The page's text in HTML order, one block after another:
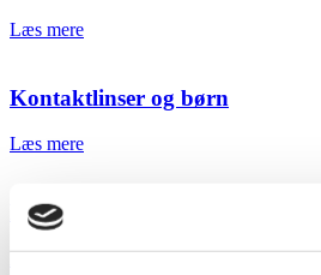
Læs mere
Kontaktlinser og børn
Læs mere
Linsetyper
Læs mere